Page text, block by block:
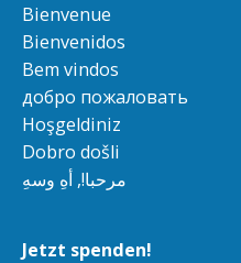
Bienvenue
Bienvenidos
Bem vindos
добро пожаловать
Hoşgeldiniz
Dobro došli
مرحبا!, أهِ وسهِ
Jetzt spenden!